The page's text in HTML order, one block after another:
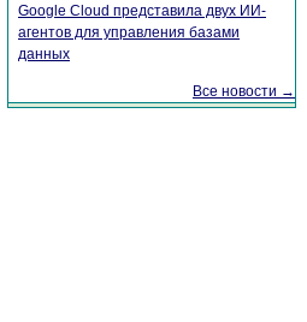
Google Cloud представила двух ИИ-
агентов для управления базами
данных
Все новости →